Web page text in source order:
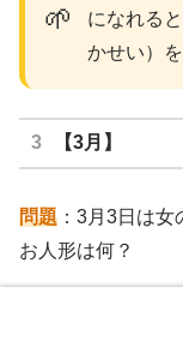
🌱
になれる
かせい）
【3月】
問題 ：3月3日は
お人形は何？